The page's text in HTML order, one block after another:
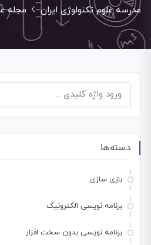
مدرسه علوم تکنولوژی ایران مجله
جستجو
دسته‌ها
بازی سازی
برنامه نویسی الکترونیک
برنامه نویسی بدون سخت افزار